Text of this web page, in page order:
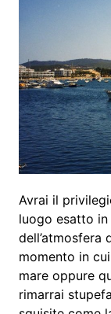
Avrai il
luogo esatto
dell’atmosfera
momento in
mare oppure
rimarrai